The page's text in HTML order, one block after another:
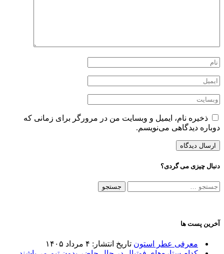
ذخیره نام، ایمیل و وبسایت من در مرورگر برای زمانی که
دوباره دیدگاهی می‌نویسم.
دنبال چیزی می گردی؟
جستجو
آخرین پست ها
معرفی عطر استون تاریخ انتشار: ۴ مرداد ۱۴۰۵